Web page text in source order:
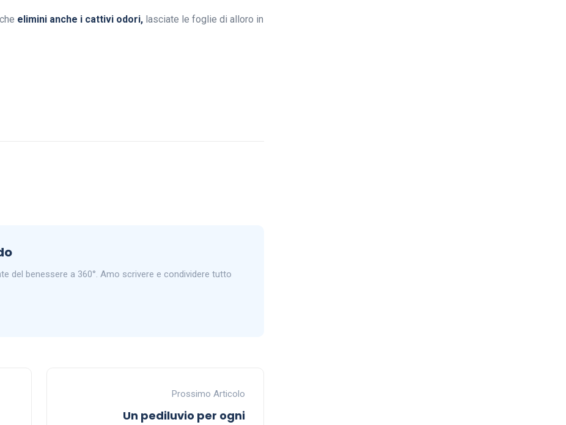
elimini anche i cattivi odori, lasciate le foglie di alloro in
del benessere a 360°. Amo scrivere e condividere tutto
Prossimo Articolo
Un pediluvio per ogni